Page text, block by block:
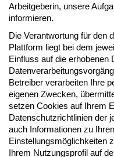
Arbeitgeberin, unsere
informieren.
Die Verantwortung für den
Plattform liegt bei dem
Einfluss auf die erhobenen
Betreiber verarbeiten Ihre
eigenen Zwecken,
setzen Cookies auf Ihrem
Datenschutzrichtlinien der
auch Informationen zu
Einstellungsmöglichkeiten
Ihrem Nutzungsprofil auf